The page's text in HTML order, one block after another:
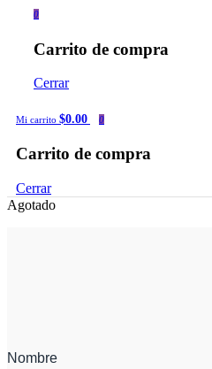
0
Carrito de compra
Cerrar
Mi carrito $0.00 0
Carrito de compra
Cerrar
Agotado